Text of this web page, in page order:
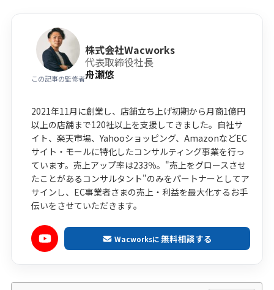
この記事の監修者
株式会社Wacworks
代表取締役社長
舟瀬悠
2021年11月に創業し、店舗立ち上げ初期から月商1億円
以上の店舗まで120社以上を支援してきました。自社サ
イト、楽天市場、Yahooショッピング、AmazonなどEC
サイト・モールに特化したコンサルティング事業を行っ
ています。売上アップ率は233％。"売上をグロースさせ
たことがあるコンサルタント"のみをパートナーとしてア
サインし、EC事業者さまの売上・利益を最大化するお手
伝いをさせていただきます。
Wacworksに無料相談する